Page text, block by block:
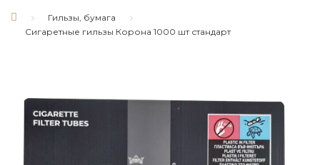
Гильзы, бумага
Сигаретные гильзы Корона 1000 шт стандарт